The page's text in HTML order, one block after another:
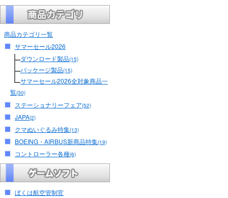
商品カテゴリ一覧
サマーセール2026
ダウンロード製品(15)
パッケージ製品(15)
サマーセール2026全対象商品一
覧(30)
ステーショナリーフェア(52)
JAPA(2)
クマぬいぐるみ特集(13)
BOEING・AIRBUS新商品特集(19)
コントローラー各種(6)
ぼくは航空管制官